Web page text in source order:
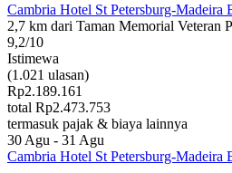
Cambria Hotel St Petersburg-Madeira
2,7 km dari Taman Memorial Veteran
9,2/10
Istimewa
(1.021 ulasan)
Rp2.189.161
total Rp2.473.753
termasuk pajak & biaya lainnya
30 Agu - 31 Agu
Cambria Hotel St Petersburg-Madeira